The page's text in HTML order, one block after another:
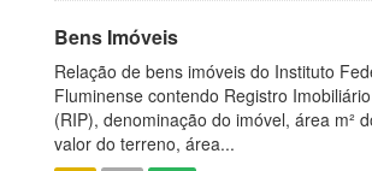
Bens Imóveis
Relação de bens imóveis do Instituto
Fluminense contendo Registro
(RIP), denominação do imóvel, área m²
valor do terreno, área...